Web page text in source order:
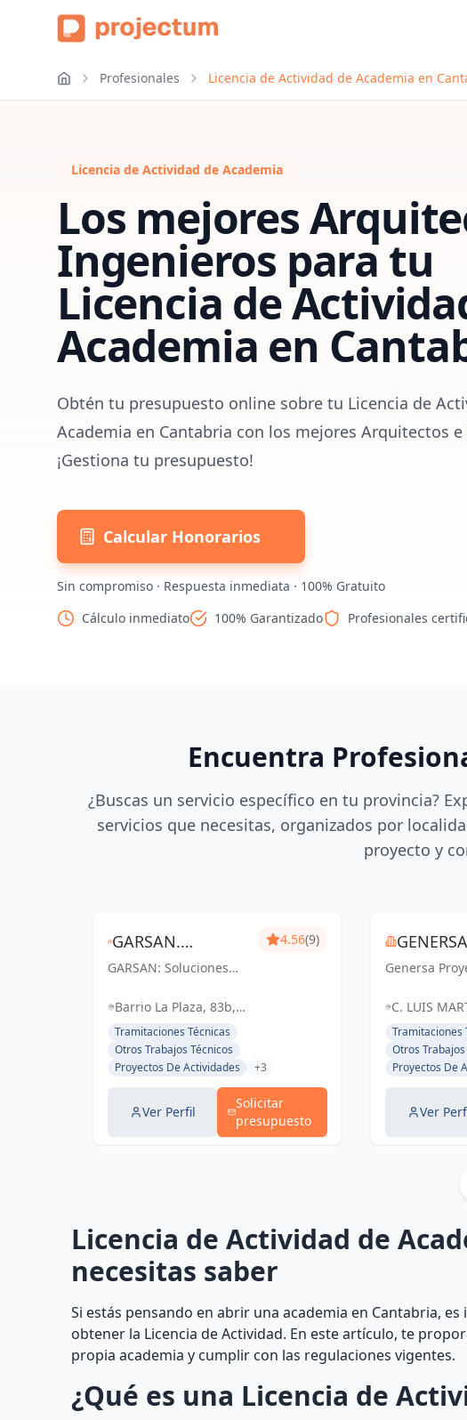
Profesionales Licencia de Actividad de Academia en
Licencia de Actividad de Academia
Los mejores
Ingenieros para tu
Licencia de
Academia en
Obtén tu presupuesto online sobre tu Licencia de
Academia en Cantabria con los mejores Arquitectos
¡Gestiona tu presupuesto!
Calcular Honorarios
Sin compromiso · Respuesta inmediata · 100% Gratuito
Cálculo inmediato
100% Garantizado Profesionales
Encuentra
¿Buscas un servicio específico en tu provincia?
servicios que necesitas, organizados por
proyecto y
GARSAN.
GABINETE
PERICIAL,
GESTIÓN DE
PROYECTOS Y
GARSAN: Soluciones
proyectos con
compromiso en
Cantabria. Tu confianza,
nuestro éxito.
4.56(9)
Barrio La Plaza, 83b,
Entrambasaguas, Cantabria,
España, España
Tramitaciones Técnicas
Otros Trabajos Técnicos
Proyectos De Actividades
+3
Ver Perfil
Solicitar
presupuesto
GENERSA
Genersa
ingeniería y
futuro
Santander y
C. LUIS
España
Tramitaciones
Otros
Proyectos De
Ver
Licencia de Actividad de
necesitas saber
Si estás pensando en abrir una academia en Cantabria,
obtener la Licencia de Actividad. En este artículo, te
propia academia y cumplir con las regulaciones vigentes.
¿Qué es una Licencia de